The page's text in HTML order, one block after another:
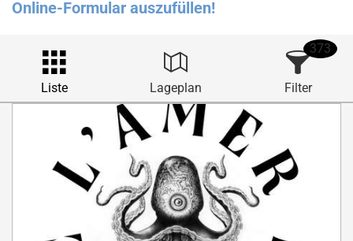
Online-Formular auszufüllen!
Liste Lageplan Filter
373